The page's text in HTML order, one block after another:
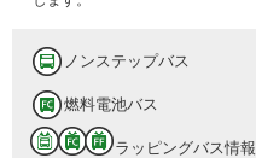
ノンステップバス
燃料電池バス
ラッピングバス情報